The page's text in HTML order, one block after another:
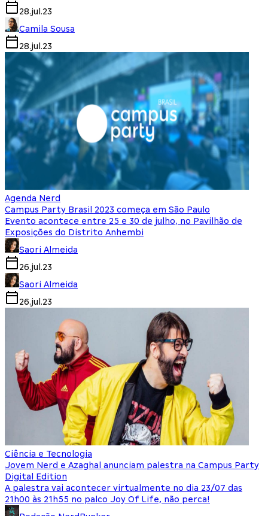
28.jul.23
Camila Sousa
28.jul.23
Agenda Nerd
Campus Party Brasil 2023 começa em São Paulo
Evento acontece entre 25 e 30 de julho, no Pavilhão de
Exposições do Distrito Anhembi
Saori Almeida
26.jul.23
Saori Almeida
26.jul.23
Ciência e Tecnologia
Jovem Nerd e Azaghal anunciam palestra na Campus Party
Digital Edition
A palestra vai acontecer virtualmente no dia 23/07 das
21h00 às 21h55 no palco Joy Of Life, não perca!